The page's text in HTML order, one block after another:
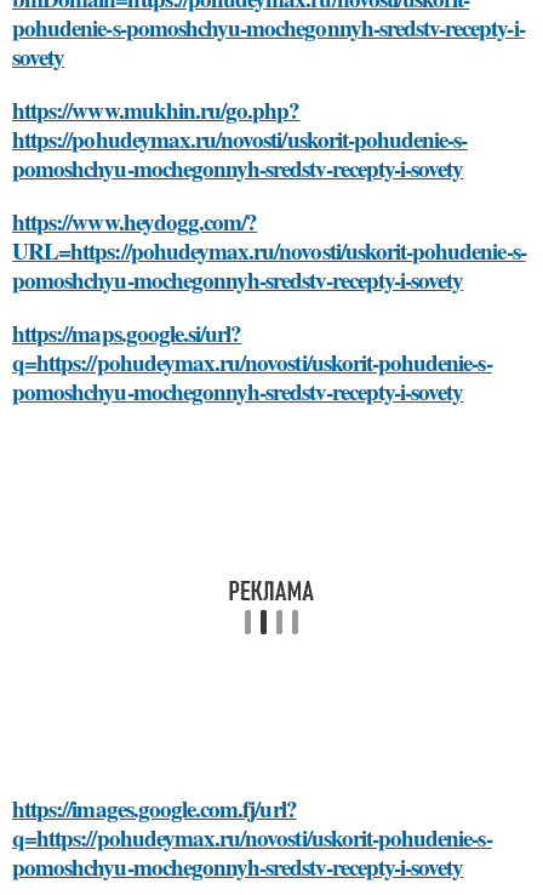
pohudenie-s-pomoshchyu-mochegonnyh-sredstv-recepty-i-
sovety
https://www.mukhin.ru/go.php?
https://pohudeymax.ru/novosti/uskorit-pohudenie-s-
pomoshchyu-mochegonnyh-sredstv-recepty-i-sovety
https://www.heydogg.com/?
URL=https://pohudeymax.ru/novosti/uskorit-pohudenie-s-
pomoshchyu-mochegonnyh-sredstv-recepty-i-sovety
https://maps.google.si/url?
q=https://pohudeymax.ru/novosti/uskorit-pohudenie-s-
pomoshchyu-mochegonnyh-sredstv-recepty-i-sovety
https://images.google.com.fj/url?
q=https://pohudeymax.ru/novosti/uskorit-pohudenie-s-
pomoshchyu-mochegonnyh-sredstv-recepty-i-sovety